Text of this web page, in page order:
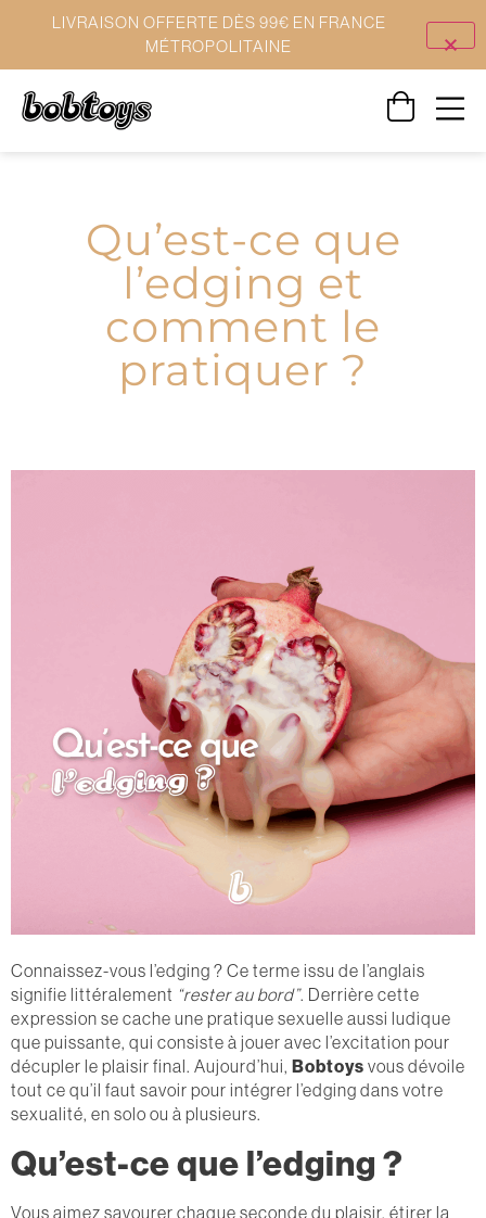
Qu’est-ce que
l’edging et
comment le
pratiquer ?
Connaissez-vous l’edging ? Ce terme issu de l’anglais
signifie littéralement “rester au bord”. Derrière cette
expression se cache une pratique sexuelle aussi ludique
que puissante, qui consiste à jouer avec l’excitation pour
décupler le plaisir final. Aujourd’hui, Bobtoys vous dévoile
tout ce qu’il faut savoir pour intégrer l’edging dans votre
sexualité, en solo ou à plusieurs.
Qu’est-ce que l’edging ?
Vous aimez savourer chaque seconde du plaisir, étirer la
LIVRAISON OFFERTE DÈS 99€ EN FRANCE
MÉTROPOLITAINE